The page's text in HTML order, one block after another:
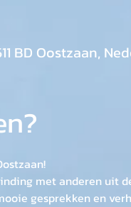
BD Oostzaan,
met anderen uit
gesprekken en